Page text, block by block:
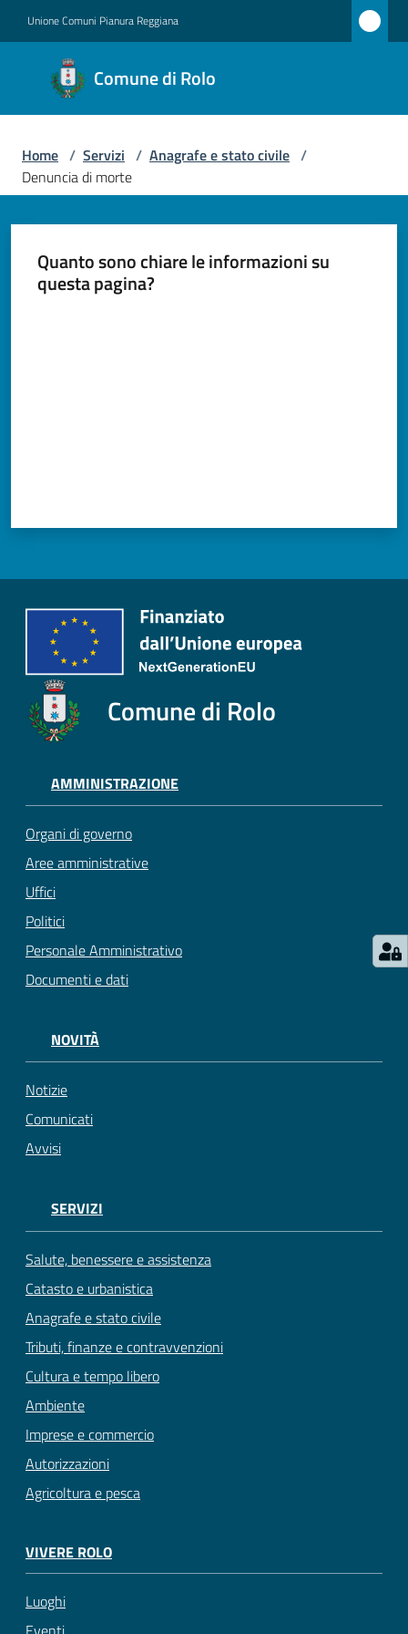
Unione Comuni Pianura Reggiana
Comune di Rolo
Comune
di Rolo
Amministrazione
Servizi
Menu selezionato
Seguici
Home / Servizi / Anagrafe e stato civile /
Denuncia di morte
Quanto sono chiare le informazioni su
questa pagina?
Comune di Rolo
AMMINISTRAZIONE
Organi di governo
Aree amministrative
Uffici
Politici
Personale Amministrativo
Documenti e dati
NOVITÀ
Notizie
Comunicati
Avvisi
SERVIZI
Salute, benessere e assistenza
Catasto e urbanistica
Anagrafe e stato civile
Tributi, finanze e contravvenzioni
Cultura e tempo libero
Ambiente
Imprese e commercio
Autorizzazioni
Agricoltura e pesca
VIVERE ROLO
Luoghi